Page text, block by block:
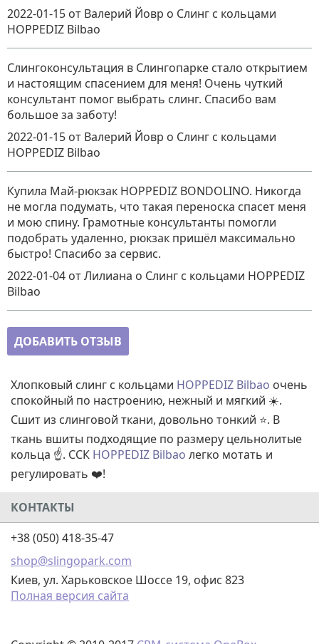
2022-01-15 от Валерий Йовр о Слинг с кольцами
HOPPEDIZ Bilbao
Слингоконсультация в Слингопарке стало открытием
и настоящим спасением для меня! Очень чуткий
консультант помог выбрать слинг. Спасибо вам
большое за заботу!
2022-01-15 от Валерий Йовр о Слинг с кольцами
HOPPEDIZ Bilbao
Купила Май-рюкзак HOPPEDIZ BONDOLINO. Никогда
не могла подумать, что такая переноска спасет меня
и мою спину. Грамотные консультанты помогли
подобрать удаленно, рюкзак пришёл максимально
быстро! Спасибо за сервис.
2022-01-04 от Лилиана о Слинг с кольцами HOPPEDIZ
Bilbao
ДОБАВИТЬ ОТЗЫВ
Хлопковый слинг с кольцами HOPPEDIZ Bilbao очень
спокойный по настроению, нежный и мягкий ☀️.
Сшит из слинговой ткани, довольно тонкий ⭐. В
ткань вшиты подходящие по размеру цельнолитые
кольца ☝️. ССК HOPPEDIZ Bilbao легко мотать и
регулировать ❤️!
КОНТАКТЫ
+38 (050) 418-35-47
shop@slingopark.com
Киев, ул. Харьковское Шоссе 19, офис 823
Полная версия сайта